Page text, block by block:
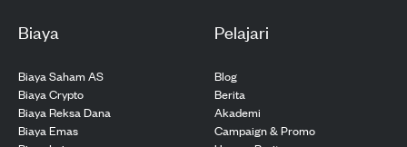
Biaya
Biaya Saham AS
Biaya Crypto
Biaya Reksa Dana
Biaya Emas
Pelajari
Blog
Berita
Akademi
Campaign & Promo